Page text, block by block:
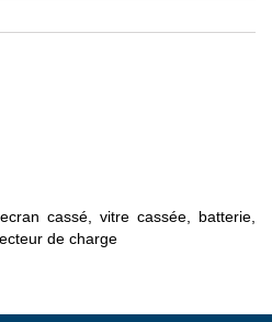
cassé, vitre cassée, batterie,
de charge